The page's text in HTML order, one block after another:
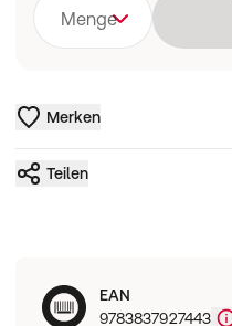
Menge
Merken
Teilen
EAN
9783837927443